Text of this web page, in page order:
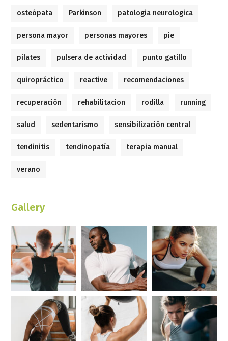
osteópata Parkinson patologia neurologica
persona mayor personas mayores pie
pilates pulsera de actividad punto gatillo
quiropráctico reactive recomendaciones
recuperación rehabilitacion rodilla running
salud sedentarismo sensibilización central
tendinitis tendinopatía terapia manual
verano
Gallery